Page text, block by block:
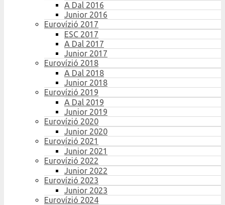
A Dal 2016
Junior 2016
Eurovízió 2017
ESC 2017
A Dal 2017
Junior 2017
Eurovízió 2018
A Dal 2018
Junior 2018
Eurovízió 2019
A Dal 2019
Junior 2019
Eurovízió 2020
Junior 2020
Eurovízió 2021
Junior 2021
Eurovízió 2022
Junior 2022
Eurovízió 2023
Junior 2023
Eurovízió 2024